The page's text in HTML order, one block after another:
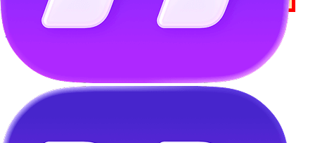
Saltar para o conteúdo principal